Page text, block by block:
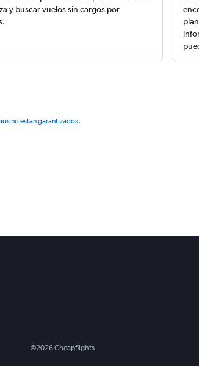
y buscar vuelos sin cargos por
no están garantizados.
©2026Cheapflights